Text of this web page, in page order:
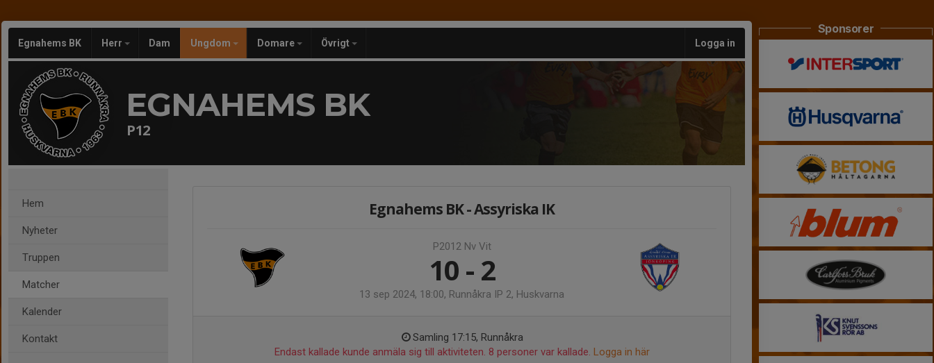
Egnahems BK Herr Dam Ungdom Domare Övrigt Logga in
EGNAHEMS BK
P12
Hem
Nyheter
Truppen
Matcher
Kalender
Kontakt
Egnahems BK - Assyriska IK
P2012 Nv Vit
10 - 2
13 sep 2024, 18:00, Runnåkra IP 2, Huskvarna
Samling 17:15, Runnåkra
Endast kallade kunde anmäla sig till aktiviteten. 8 personer var kallade. Logga in här
Sponsorer